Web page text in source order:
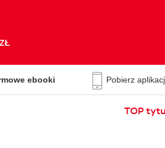
ebooki Pobierz
TOP